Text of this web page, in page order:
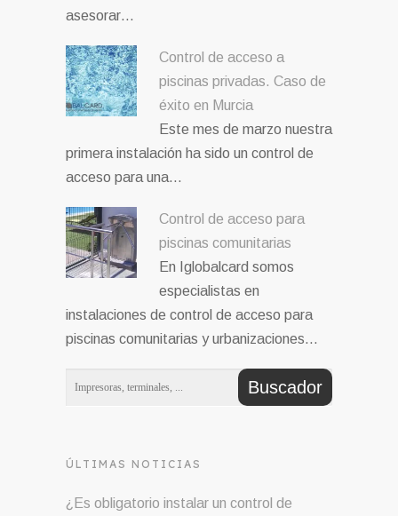
asesorar…
Control de acceso a
piscinas privadas. Caso de
éxito en Murcia
Este mes de marzo nuestra
primera instalación ha sido un control de
acceso para una…
Control de acceso para
piscinas comunitarias
En Iglobalcard somos
especialistas en
instalaciones de control de acceso para
piscinas comunitarias y urbanizaciones…
ÚLTIMAS NOTICIAS
¿Es obligatorio instalar un control de